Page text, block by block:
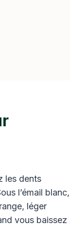
les dents
l’émail blanc,
léger
vous baissez